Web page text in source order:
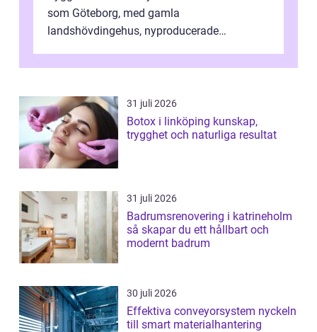
som Göteborg, med gamla
landshövdingehus, nyproducerade
ställs höga k...
31 juli 2026
Botox i linköping kunskap,
trygghet och naturliga resultat
31 juli 2026
Badrumsrenovering i katrineholm
så skapar du ett hållbart och
modernt badrum
30 juli 2026
Effektiva conveyorsystem nyckeln
till smart materialhantering